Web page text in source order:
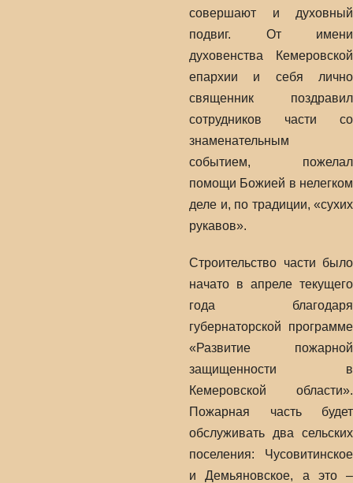
совершают и духовный
подвиг. От имени
духовенства Кемеровской
епархии и себя лично
священник поздравил
сотрудников части со
знаменательным
событием, пожелал
помощи Божией в нелегком
деле и, по традиции, «сухих
рукавов».
Строительство части было
начато в апреле текущего
года благодаря
губернаторской программе
«Развитие пожарной
защищенности в
Кемеровской области».
Пожарная часть будет
обслуживать два сельских
поселения: Чусовитинское
и Демьяновское, а это –